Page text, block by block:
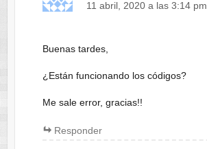
11 abril, 2020 a las 3:14 pm
Buenas tardes,
¿Están funcionando los códigos?
Me sale error, gracias!!
Responder